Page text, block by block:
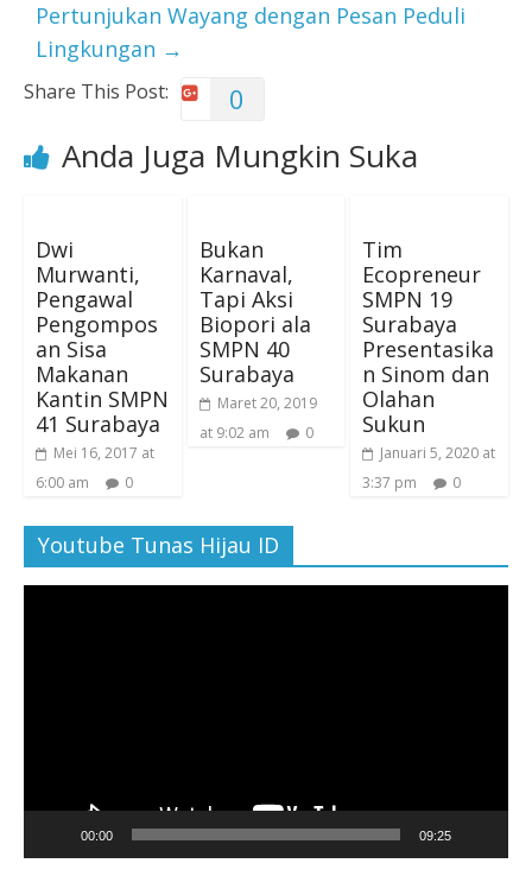
Pertunjukan Wayang dengan Pesan Peduli
Lingkungan →
Share This Post: 0
Anda Juga Mungkin Suka
Dwi
Murwanti,
Pengawal
Pengompos
an Sisa
Makanan
Kantin SMPN
41 Surabaya
Mei 16, 2017 at
6:00 am
0
Bukan
Karnaval,
Tapi Aksi
Biopori ala
SMPN 40
Surabaya
Maret 20, 2019
at 9:02 am
0
Tim
Ecopreneur
SMPN 19
Surabaya
Presentasika
n Sinom dan
Olahan
Sukun
Januari 5, 2020 at
3:37 pm
0
Youtube Tunas Hijau ID
00:00 09:25